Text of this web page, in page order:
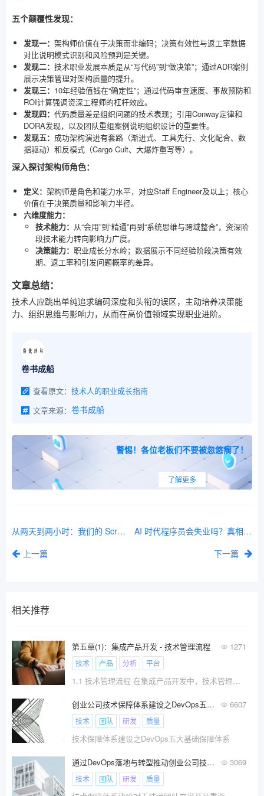
五个颠覆性发现：
发现一： 架构师价值在于决策而非编码；决策有效性与返工率数据
对比说明模式识别和风险预判是关键。
发现二： 技术职业发展本质是从“写代码”到“做决策”；通过ADR案例
展示决策管理对架构质量的提升。
发现三： 10年经验值钱在“确定性”；通过代码审查速度、事故预防和
ROI计算强调资深工程师的杠杆效应。
发现四： 代码质量差是组织问题的技术表现；引用Conway定律和
DORA发现，以及团队重组案例说明组织设计的重要性。
发现五： 成功架构演进有套路（渐进式、工具先行、文化配合、数
据驱动）和反模式（Cargo Cult、大爆炸重写等）。
深入探讨架构师角色：
定义： 架构师是角色和能力水平，对应Staff Engineer及以上；核心
价值在于决策质量和影响力半径。
六维度能力：
技术能力： 从“会用”到“精通”再到“系统思维与跨域整合”，资深阶
段技术能力转向影响力广度。
决策能力： 职业成长分水岭；数据展示不同经验阶段决策有效
期、返工率和引发问题概率的差异。
文章总结：
技术人应跳出单纯追求编码深度和头衔的误区，主动培养决策能
力、组织思维与影响力，从而在高价值领域实现职业进阶。
卷书成船
查看原文： 技术人的职业成长指南
文章来源： 卷书成船
警惕！各位老板们不要被忽悠瘸了！
了解更多
从两天到两小时：我们的 Scrum + XP + AI 实践
上一篇
AI 时代程序员会失业吗？真相可能和你想的不一样
下一篇
相关推荐
第五章(1)：集成产品开发 - 技术管理流程 1271
技术 产品 分析 平台
1.1 技术管理流程 在集成产品开发中，技术管理主要?
创业公司技术保障体系建设之DevOps五大基础保障体系 6607
技术 团队 研发 质量
技术保障体系建设之DevOps五大基础保障体系
通过DevOps落地与转型推动创业公司技术保障体系建设 3069
技术 团队 研发 质量